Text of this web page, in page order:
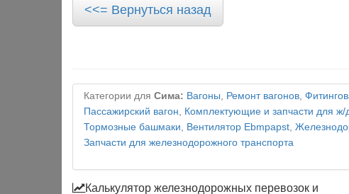
<<= Вернуться назад
Категории для Сима: Вагоны, Ремонт вагонов,
Пассажирский вагон, Комплектующие и запчасти для ж/
Тормозные башмаки, Вентилятор Ebmpapst,
Запчасти для железнодорожного транспорта
Калькулятор железнодорожных перевозок и